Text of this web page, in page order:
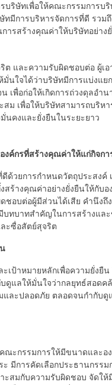
ริษัทเพื่อให้คณะกรรมการบ
มีการบริหารจัดการที่ดี รวม
ารสร้างคุณค่าให้บริษัทอย่าง
และความรับผิดชอบต่อ ผู้เ
นใจได้ว่าบริษัทมีการแบ่งแ
พื่อก่อให้เกิดการถ่วงดุลอํา
ม เพื่อให้บริษัทสามารถบริห
นคงและยั่งยืนในระยะยาว
ค์กรที่สร้างคุณค่าให้แก่กิจกา
วยการกำหนดวัตถุประสงค์
ร้างคุณค่าอย่างยั่งยืนให้กับอ
อบต่อผู้มีส่วนได้เสีย คำนึงถึ
ทบาทสำคัญในการสร้างแล
ะซื่อสัตย์สุจริต
าหมายหลักเพื่อความยั่งยืน
แลให้มั่นใจว่ากลยุทธ์สอดค
และปลอดภัย ตลอดจนกำกับ
กรรมการให้มีขนาดและอง
มีการคัดเลือกประธานกรรม
ะสมกับความรับผิดชอบ จัดใ